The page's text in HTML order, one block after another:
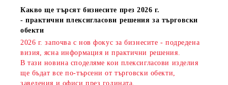
Какво ще търсят бизнесите през 2026 г.
- практични плексигласови решения за търговски
обекти
2026 г. започва с нов фокус за бизнесите - подредена
визия, ясна информация и практични решения.
В тази новина споделяме кои плексигласови изделия
ще бъдат все по-търсени от търговски обекти,
заведения и офиси през годината.